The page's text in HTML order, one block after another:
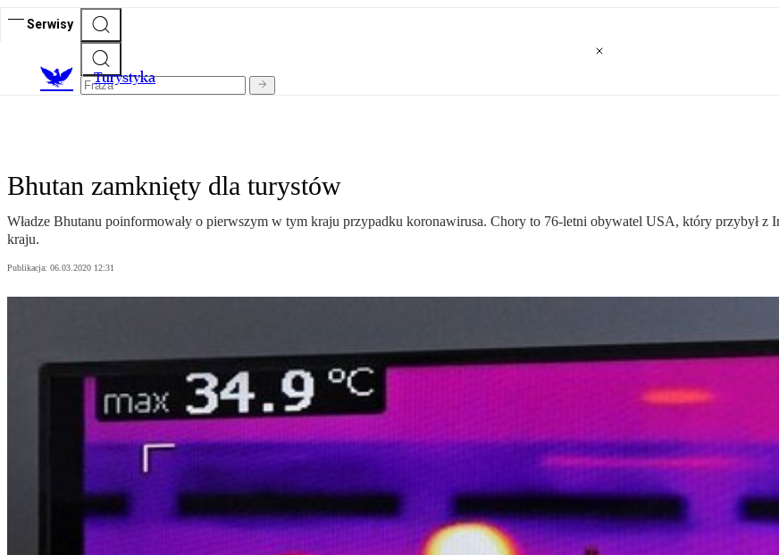
Serwisy
Turystyka
Bhutan zamknięty dla turystów
Władze Bhutanu poinformowały o pierwszym w tym kraju przypadku koronawirusa. Chory to 76-letni obywatel USA, który przybył z
kraju.
Publikacja: 06.03.2020 12:31